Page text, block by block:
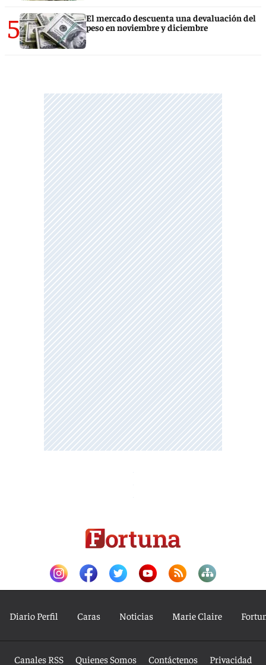
5
El mercado descuenta una devaluación del
peso en noviembre y diciembre
Diario Perfil Caras Noticias Marie Claire
Canales RSS Quienes Somos Contáctenos Privacidad